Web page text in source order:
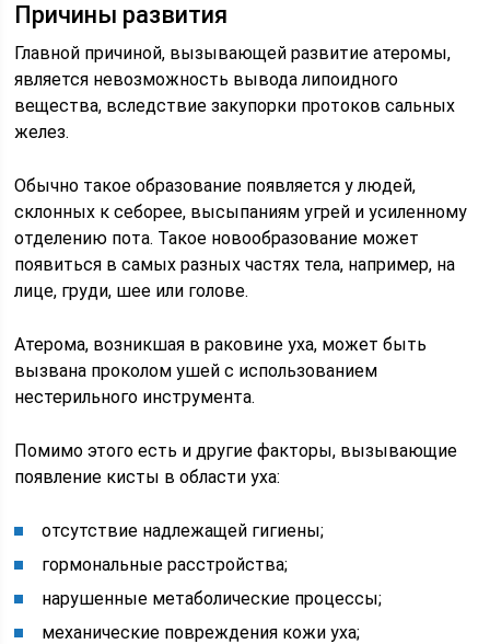
Причины развития
Главной причиной, вызывающей развитие атеромы,
является невозможность вывода липоидного
вещества, вследствие закупорки протоков сальных
желез.
Обычно такое образование появляется у людей,
склонных к себорее, высыпаниям угрей и усиленному
отделению пота. Такое новообразование может
появиться в самых разных частях тела, например, на
лице, груди, шее или голове.
Атерома, возникшая в раковине уха, может быть
вызвана проколом ушей с использованием
нестерильного инструмента.
Помимо этого есть и другие факторы, вызывающие
появление кисты в области уха:
отсутствие надлежащей гигиены;
гормональные расстройства;
нарушенные метаболические процессы;
механические повреждения кожи уха;